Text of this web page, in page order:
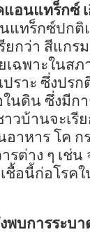
แอนแทร็กซ์
แทร็กซ์ปกติ
ยกว่า สีแก
เฉพาะในส
ปราะ ซึ่งปร
นดิน ซึ่งมีก
วบ้านจะเรี
อาหาร โค ก
รต่าง ๆ เช่
ชื้อนี้ก่อโรค
พบการระบ